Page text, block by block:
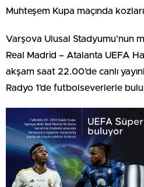
Muhteşem Kupa maçında
Varşova Ulusal Stadyumu’nun
Real Madrid – Atalanta UEFA
akşam saat 22.00’de canlı
Radyo 1’de futbolseverlerle